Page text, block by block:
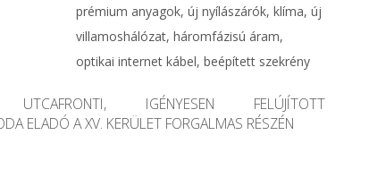
prémium anyagok, új nyílászárók, klíma, új
villamoshálózat, háromfázisú áram,
optikai internet kábel, beépített szekrény
IGÉNYESEN FELÚJÍTOTT
ELADÓ A XV. KERÜLET FORGALMAS RÉSZÉN